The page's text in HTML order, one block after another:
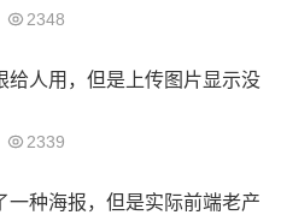
2348
给人用，但是上传图片显示没
2339
一种海报，但是实际前端老产